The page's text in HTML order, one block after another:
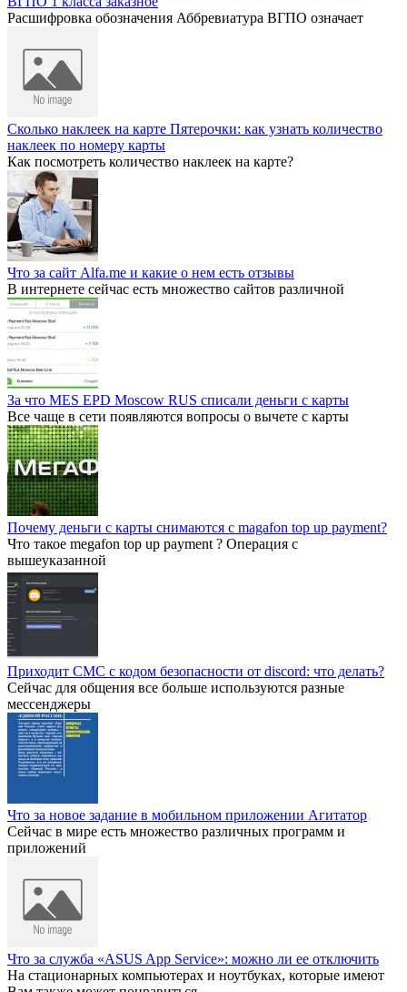
Расшифровка обозначения Аббревиатура ВГПО означает
Сколько наклеек на карте Пятерочки: как узнать количество
наклеек по номеру карты
Как посмотреть количество наклеек на карте?
Что за сайт Alfa.me и какие о нем есть отзывы
В интернете сейчас есть множество сайтов различной
За что MES EPD Moscow RUS списали деньги с карты
Все чаще в сети появляются вопросы о вычете с карты
Почему деньги с карты снимаются с magafon top up payment?
Что такое megafon top up payment ? Операция с
вышеуказанной
Приходит СМС с кодом безопасности от discord: что делать?
Сейчас для общения все больше используются разные
мессенджеры
Что за новое задание в мобильном приложении Агитатор
Сейчас в мире есть множество различных программ и
приложений
Что за служба «ASUS App Service»: можно ли ее отключить
На стационарных компьютерах и ноутбуках, которые имеют